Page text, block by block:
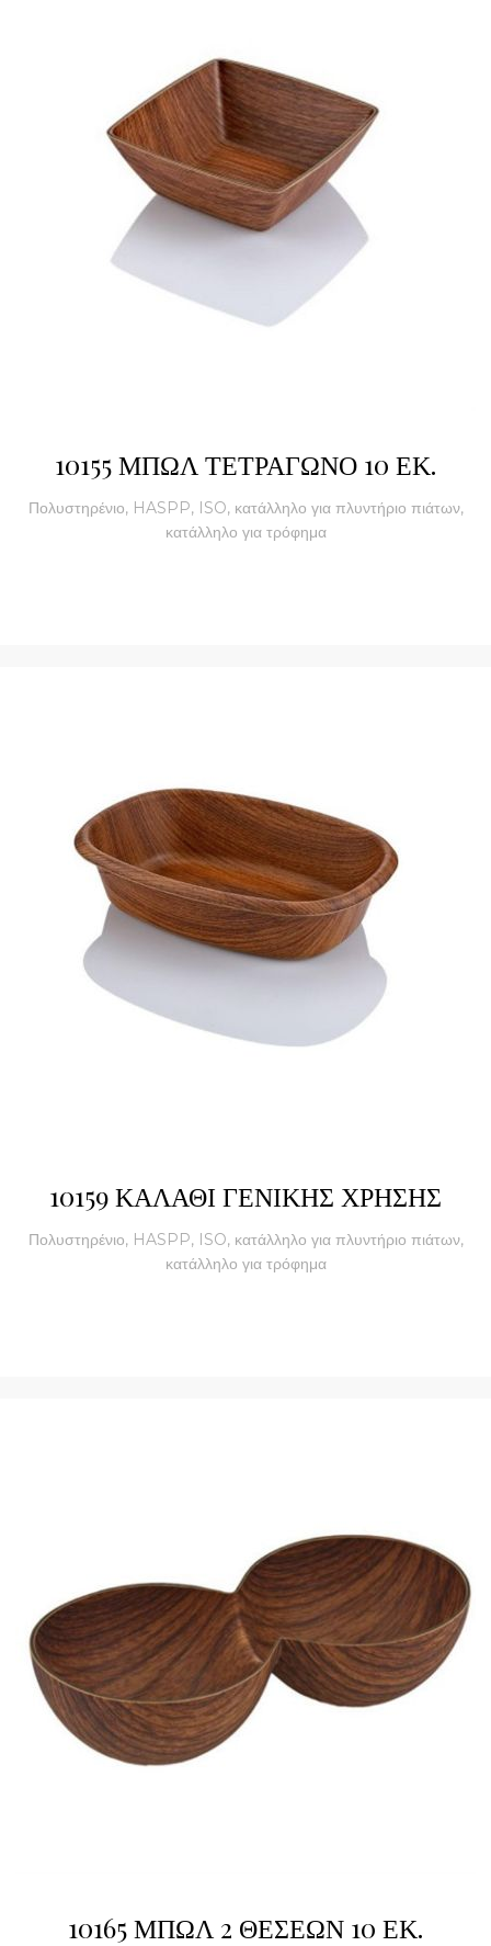
10155 ΜΠΩΛ ΤΕΤΡΑΓΩΝΟ 10 ΕΚ.
Πολυστηρένιο, HASPP, ISO, κατάλληλο για πλυντήριο πιάτων,
κατάλληλο για τρόφημα
10159 ΚΑΛΑΘΙ ΓΕΝΙΚΗΣ ΧΡΗΣΗΣ
Πολυστηρένιο, HASPP, ISO, κατάλληλο για πλυντήριο πιάτων,
κατάλληλο για τρόφημα
10165 ΜΠΩΛ 2 ΘΕΣΕΩΝ 10 ΕΚ.